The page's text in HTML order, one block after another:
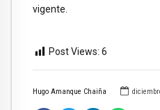
Hugo Amanque Chaiña
vigente.
Post Views: 6